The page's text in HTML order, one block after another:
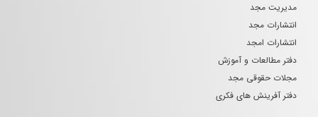
مدیریت مجد
انتشارات مجد
انتشارات امجد
دفتر مطالعات و آموزش
مجلات حقوقی مجد
دفتر آفرینش های فکری